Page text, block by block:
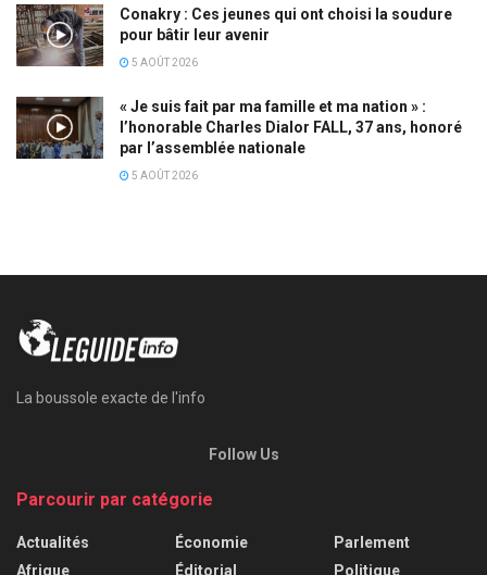
Conakry : Ces jeunes qui ont choisi la soudure
pour bâtir leur avenir
5 AOÛT 2026
« Je suis fait par ma famille et ma nation » :
l’honorable Charles Dialor FALL, 37 ans, honoré
par l’assemblée nationale
5 AOÛT 2026
La boussole exacte de l'info
Follow Us
Parcourir par catégorie
Actualités
Afrique
Économie
Éditorial
Parlement
Politique